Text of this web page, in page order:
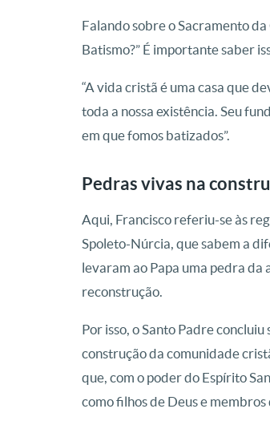
Falando sobre o Sacramento
Batismo?” É importante saber
“A vida cristã é uma casa que
toda a nossa existência. Seu
em que fomos batizados”.
Pedras vivas na
Aqui, Francisco referiu-se às
Spoleto-Núrcia, que sabem a
levaram ao Papa uma pedra da
reconstrução.
Por isso, o Santo Padre
construção da comunidade
que, com o poder do Espírito
como filhos de Deus e membros